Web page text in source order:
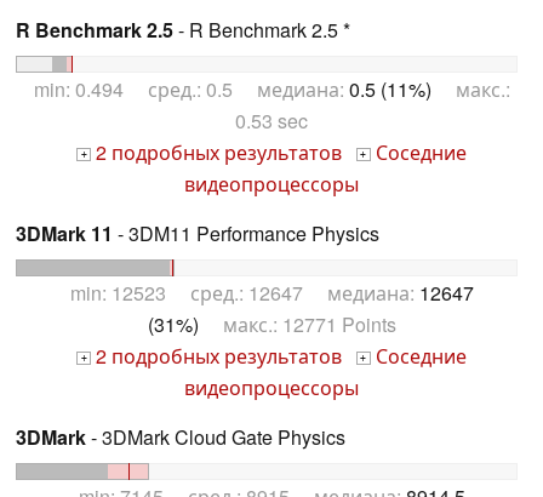
R Benchmark 2.5- R Benchmark 2.5 *
min: 0.494 сред.: 0.5 медиана: 0.5 (11%) макс.:
0.53 sec
+ 2 подробных результатов + Соседние
видеопроцессоры
3DMark 11 - 3DM11 Performance Physics
min: 12523 сред.: 12647 медиана: 12647
(31%) макс.: 12771 Points
+ 2 подробных результатов + Соседние
видеопроцессоры
3DMark- 3DMark Cloud Gate Physics